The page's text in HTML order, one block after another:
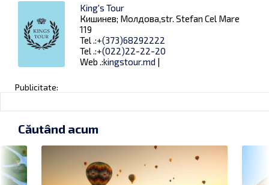
King's Tour
Кишинев; Молдова,str. Stefan Cel Mare
119
Tel .:+(373)68292222
Tel .:+(022)22-22-20
Web .:kingstour.md |
Publicitate:
Căutând acum